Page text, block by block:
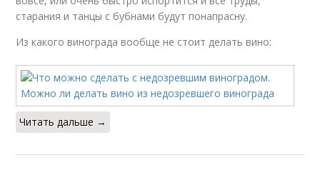
старания и танцы с бубнами будут понапрасну.
Из какого винограда вообще не стоит делать вино:
Читать дальше →